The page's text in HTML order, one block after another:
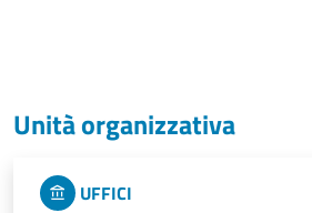
Unità organizzativa
UFFICI